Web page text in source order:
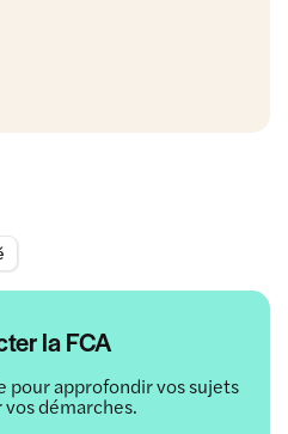
la FCA
pour approfondir vos sujets
démarches.